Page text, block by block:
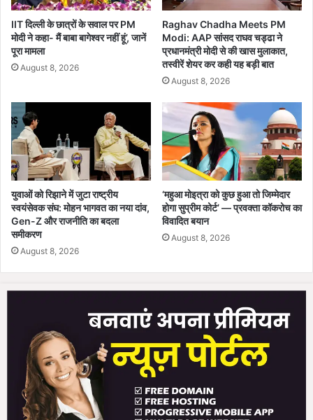
ब
ह
स
IIT दिल्ली के छात्रों के सवाल पर PM
मोदी ने कहा- मैं बाबा बागेश्वर नहीं हूं’, जानें
पूरा मामला
August 8, 2026
Raghav Chadha Meets PM
Modi: AAP सांसद राघव चड्ढा ने
प्रधानमंत्री मोदी से की खास मुलाकात,
तस्वीरें शेयर कर कही यह बड़ी बात
August 8, 2026
युवाओं को रिझाने में जुटा राष्ट्रीय
स्वयंसेवक संघ: मोहन भागवत का नया दांव,
Gen-Z और राजनीति का बदला
समीकरण
August 8, 2026
‘महुआ मोइत्रा को कुछ हुआ तो जिम्मेदार
होगा सुप्रीम कोर्ट’ — प्रवक्ता कॉकरोच का
विवादित बयान
August 8, 2026